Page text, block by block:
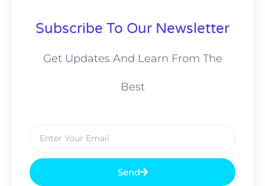
Subscribe To Our Newsletter
Get Updates And Learn From The
Best
Send